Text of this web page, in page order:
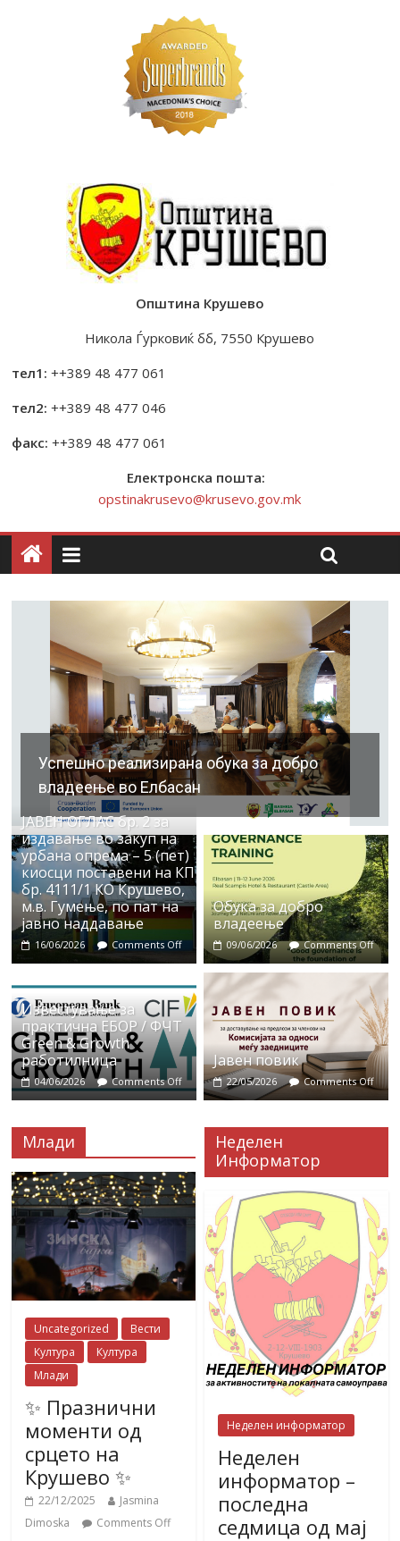
Општина Крушево
Никола Ѓурковиќ бб, 7550 Крушево
тел1: ++389 48 477 061
тел2: ++389 48 477 046
факс: ++389 48 477 061
Електронска пошта:
opstinakrusevo@krusevo.gov.mk
Успешно реализирана обука за добро
владеење во Елбасан
ЈАВЕН ОГЛАС бр. 2 за
издавање во закуп на
урбана опрема – 5 (пет)
киосци поставени на КП
бр. 4111/1 КО Крушево,
м.в. Гумење, по пат на
јавно наддавање
16/06/2026 Comments Off
Обука за добро
владеење
09/06/2026 Comments Off
Известување за
практична ЕБОР / ФЧТ
Green & Growth
работилница
04/06/2026 Comments Off
Јавен повик
22/05/2026 Comments Off
Млади
Uncategorized
Вести
Култура
Култура
Млади
✨ Празнични
моменти од
срцето на
Крушево ✨
22/12/2025
Jasmina
Dimoska
Comments Off
Неделен
Информатор
Неделен информатор
Неделен
информатор –
последна
седмица од мај